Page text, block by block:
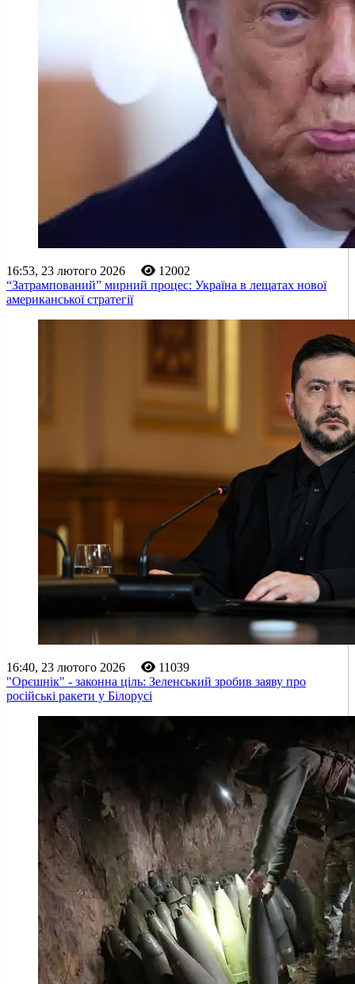
16:53, 23 лютого 2026
12002
“Затрампований” мирний процес: Україна в лещатах нової
американської стратегії
16:40, 23 лютого 2026
11039
"Орєшнік" - законна ціль: Зеленський зробив заяву про
російські ракети у Білорусі